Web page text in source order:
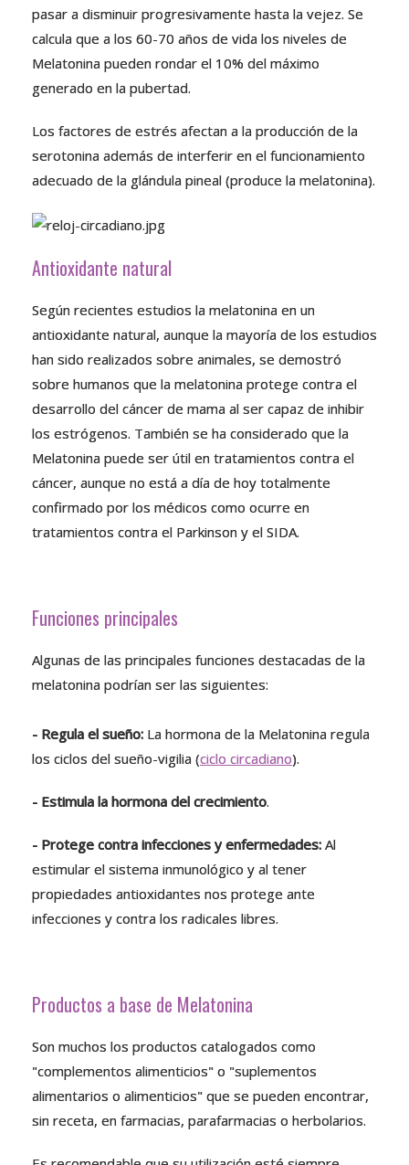
pasar a disminuir progresivamente hasta la vejez. Se
calcula que a los 60-70 años de vida los niveles de
Melatonina pueden rondar el 10% del máximo
generado en la pubertad.
Los factores de estrés afectan a la producción de la
serotonina además de interferir en el funcionamiento
adecuado de la glándula pineal (produce la melatonina).
Antioxidante natural
Según recientes estudios la melatonina en un
antioxidante natural, aunque la mayoría de los estudios
han sido realizados sobre animales, se demostró
sobre humanos que la melatonina protege contra el
desarrollo del cáncer de mama al ser capaz de inhibir
los estrógenos. También se ha considerado que la
Melatonina puede ser útil en tratamientos contra el
cáncer, aunque no está a día de hoy totalmente
confirmado por los médicos como ocurre en
tratamientos contra el Parkinson y el SIDA.
Funciones principales
Algunas de las principales funciones destacadas de la
melatonina podrían ser las siguientes:
- Regula el sueño: La hormona de la Melatonina regula
los ciclos del sueño-vigilia (ciclo circadiano).
- Estimula la hormona del crecimiento.
- Protege contra infecciones y enfermedades: Al
estimular el sistema inmunológico y al tener
propiedades antioxidantes nos protege ante
infecciones y contra los radicales libres.
Productos a base de Melatonina
Son muchos los productos catalogados como
"complementos alimenticios" o "suplementos
alimentarios o alimenticios" que se pueden encontrar,
sin receta, en farmacias, parafarmacias o herbolarios.